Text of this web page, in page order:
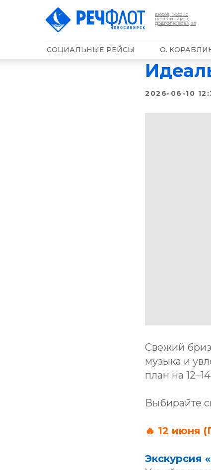
630009, РОССИЯ,
НОВОСИБИРСК,
ДОБРОЛЮБОВА, 2Б
О.
СОЦИАЛЬНЫЕ РЕЙСЫ
2026-06-10
Свежий
музыка и
план на
Выбирайте
🔥 12 июня
Экскурсия